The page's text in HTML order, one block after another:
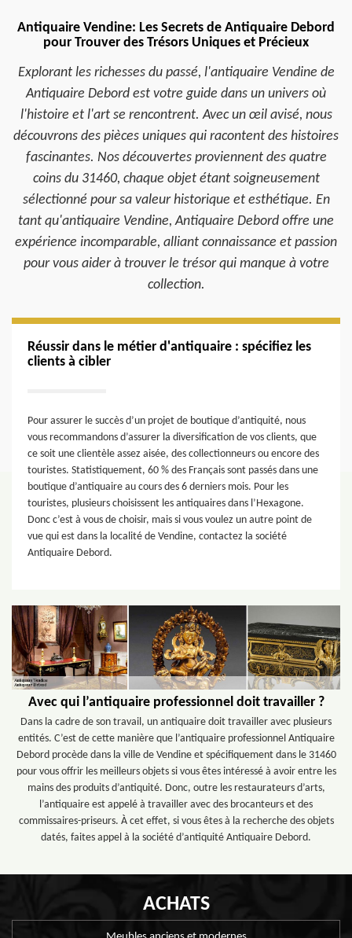
Antiquaire Vendine: Les Secrets de Antiquaire Debord
pour Trouver des Trésors Uniques et Précieux
Explorant les richesses du passé, l'antiquaire Vendine de
Antiquaire Debord est votre guide dans un univers où
l'histoire et l'art se rencontrent. Avec un œil avisé, nous
découvrons des pièces uniques qui racontent des histoires
fascinantes. Nos découvertes proviennent des quatre
coins du 31460, chaque objet étant soigneusement
sélectionné pour sa valeur historique et esthétique. En
tant qu'antiquaire Vendine, Antiquaire Debord offre une
expérience incomparable, alliant connaissance et passion
pour vous aider à trouver le trésor qui manque à votre
collection.
Réussir dans le métier d'antiquaire : spécifiez les
clients à cibler
Pour assurer le succès d’un projet de boutique d’antiquité, nous
vous recommandons d’assurer la diversification de vos clients, que
ce soit une clientèle assez aisée, des collectionneurs ou encore des
touristes. Statistiquement, 60 % des Français sont passés dans une
boutique d’antiquaire au cours des 6 derniers mois. Pour les
touristes, plusieurs choisissent les antiquaires dans l’Hexagone.
Donc c’est à vous de choisir, mais si vous voulez un autre point de
vue qui est dans la localité de Vendine, contactez la société
Antiquaire Debord.
Avec qui l’antiquaire professionnel doit travailler ?
Dans la cadre de son travail, un antiquaire doit travailler avec plusieurs
entités. C’est de cette manière que l’antiquaire professionnel Antiquaire
Debord procède dans la ville de Vendine et spécifiquement dans le 31460
pour vous offrir les meilleurs objets si vous êtes intéressé à avoir entre les
mains des produits d’antiquité. Donc, outre les restaurateurs d’arts,
l’antiquaire est appelé à travailler avec des brocanteurs et des
commissaires-priseurs. À cet effet, si vous êtes à la recherche des objets
datés, faites appel à la société d’antiquité Antiquaire Debord.
ACHATS